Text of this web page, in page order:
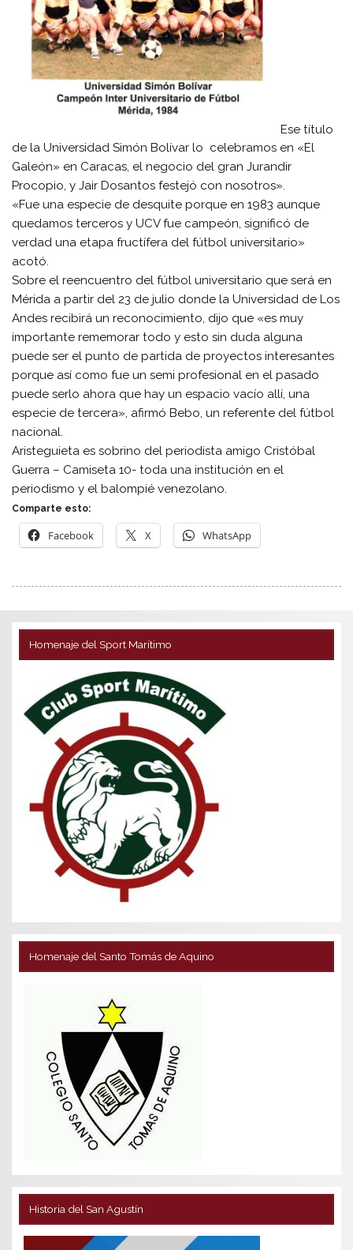
Ese título
de la Universidad Simón Bolívar lo celebramos en «El
Galeón» en Caracas, el negocio del gran Jurandir
Procopio, y Jair Dosantos festejó con nosotros».
«Fue una especie de desquite porque en 1983 aunque
quedamos terceros y UCV fue campeón, significó de
verdad una etapa fructífera del fútbol universitario»
acotó.
Sobre el reencuentro del fútbol universitario que será en
Mérida a partir del 23 de julio donde la Universidad de Los
Andes recibirá un reconocimiento, dijo que «es muy
importante rememorar todo y esto sin duda alguna
puede ser el punto de partida de proyectos interesantes
porque así como fue un semi profesional en el pasado
puede serlo ahora que hay un espacio vacío allí, una
especie de tercera», afirmó Bebo, un referente del fútbol
nacional.
Aristeguieta es sobrino del periodista amigo Cristóbal
Guerra – Camiseta 10- toda una institución en el
periodismo y el balompié venezolano.
Comparte esto:
Facebook X WhatsApp
Homenaje del Sport Marítimo
Homenaje del Santo Tomás de Aquino
Historia del San Agustín